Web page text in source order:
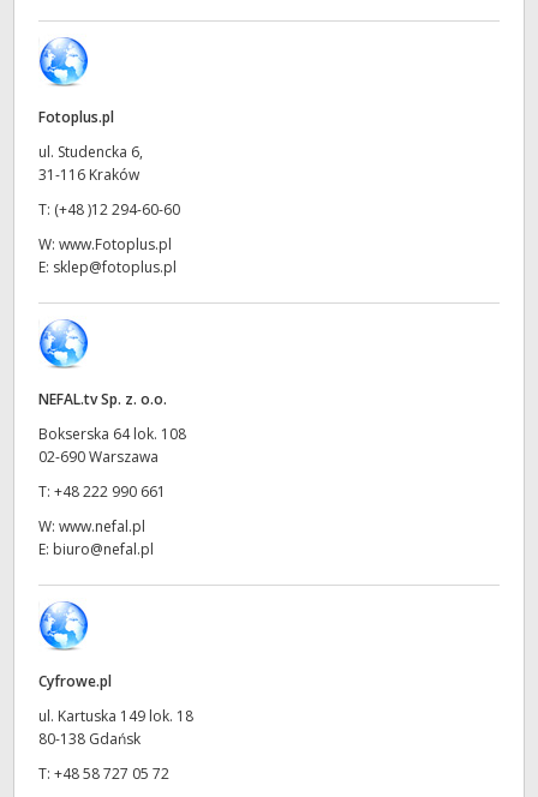
Portugal
Singapore
South Africa
Spain
Turkey
Ukraine
United Kingdom
Fotoplus.pl
ul. Studencka 6,
31-116 Kraków
T: (+48 )12 294-60-60
W: www.Fotoplus.pl
E: sklep@fotoplus.pl
NEFAL.tv Sp. z. o.o.
Bokserska 64 lok. 108
02-690 Warszawa
T: +48 222 990 661
W: www.nefal.pl
E: biuro@nefal.pl
Cyfrowe.pl
ul. Kartuska 149 lok. 18
80-138 Gdańsk
T: +48 58 727 05 72